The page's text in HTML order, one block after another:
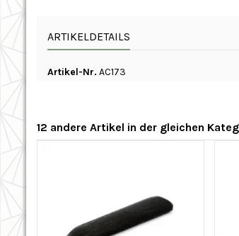
ARTIKELDETAILS
Artikel-Nr. AC173
12 andere Artikel in der gleichen